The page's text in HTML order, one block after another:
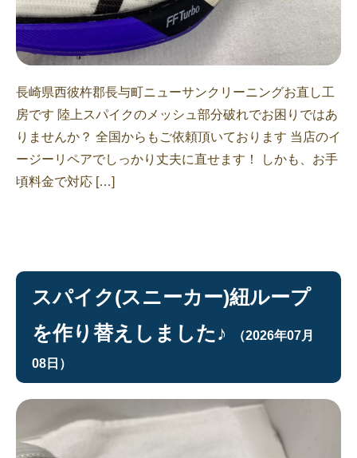
長崎県西彼杵郡長与町ニューサンクリーニングお直し工
房です 陸上スパイクのメッシュ部分破れでお困りではあ
りませんか？ 全国からもご依頼頂いております 当店のイ
ージーリペアでしっかり丈夫に直せます！ しかも、お手
頃料金で対応 […]
スパイク(スニーカー)紐ループ
を作り替えしました♪
（2026年07月
08日）